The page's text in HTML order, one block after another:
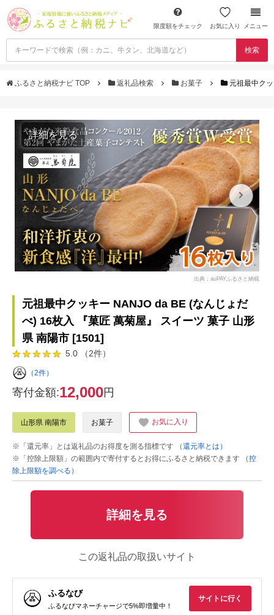
限度額をチェック お気に入り メニュー
検索
ふるさと納税ナビ TOP 返礼品検索 お菓子 元祖最中ク
詳細を見る
出典：auPAYふるさと納税
元祖最中クッキー NANJO da BE (なんじょだ
べ) 16枚入 『菓匠 萬菊屋』 スイーツ 菓子 山形
県 南陽市 [1501]
5.0 （2件）
（2件）
寄付金額:12,000円
山形県 南陽市 お菓子 お気に入り
※「還元率」とは返礼品のお得度を測る指標です
（還元率とは）
※「控除上限額」の範囲内で寄付するとお得にふるさと納税できます
（控
除上限額を調べる）
詳細を見る
この返礼品の取扱いサイト
ふるなび
ふるなびマネーチャージで5%即増量中！
サイトに行く